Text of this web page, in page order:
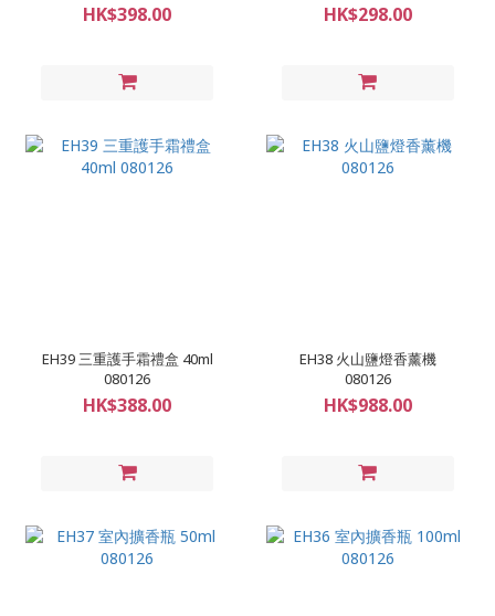
HK$398.00 HK$298.00
EH39 三重護手霜禮盒 40ml
080126
HK$388.00
EH38 火山鹽燈香薰機
080126
HK$988.00